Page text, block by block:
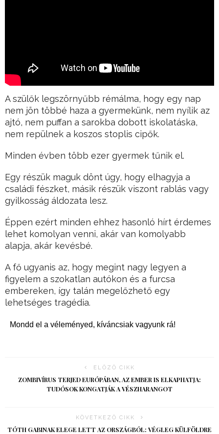
A szülők legszörnyűbb rémálma, hogy egy nap
nem jön többé haza a gyermekünk, nem nyílik az
ajtó, nem puffan a sarokba dobott iskolatáska,
nem repülnek a koszos stoplis cipők.
Minden évben több ezer gyermek tűnik el.
Egy részük maguk dönt úgy, hogy elhagyja a
családi fészket, másik részük viszont rablás vagy
gyilkosság áldozata lesz.
Éppen ezért minden ehhez hasonló hírt érdemes
lehet komolyan venni, akár van komolyabb
alapja, akár kevésbé.
A fő ugyanis az, hogy megint nagy legyen a
figyelem a szokatlan autókon és a furcsa
embereken, így talán megelőzhető egy
lehetséges tragédia.
Mondd el a véleményed, kíváncsiak vagyunk rá!
ELŐZŐ CIKK
ZOMBIVÍRUS TERJED EURÓPÁBAN, AZ EMBER IS ELKAPHATJA:
TUDÓSOK KONGATJÁK A VÉSZHARANGOT
KÖVETKEZŐ CIKK
TÓTH GABINAK ELEGE LETT AZ ORSZÁGBÓL: VÉGLEG KÜLFÖLDRE